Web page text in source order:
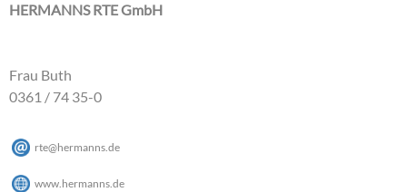
HERMANNS RTE GmbH
Frau Buth
0361 / 74 35-0
rte@hermanns.de
www.hermanns.de